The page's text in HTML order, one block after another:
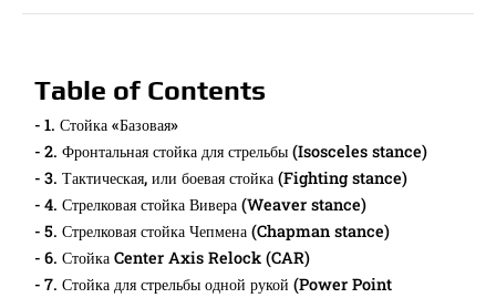
Table of Contents
1. Стойка «Базовая»
2. Фронтальная стойка для стрельбы (Isosceles stance)
3. Тактическая, или боевая стойка (Fighting stance)
4. Стрелковая стойка Вивера (Weaver stance)
5. Стрелковая стойка Чепмена (Chapman stance)
6. Стойка Center Axis Relock (CAR)
7. Стойка для стрельбы одной рукой (Power Point